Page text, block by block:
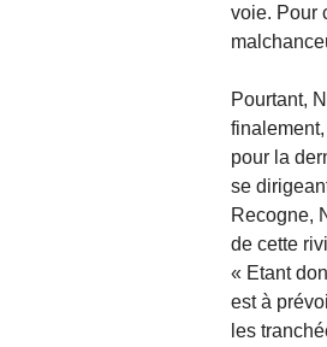
voie. Pour
Pourtant,
pour la
se
Recogne,
de cette
« Etant
est à
les